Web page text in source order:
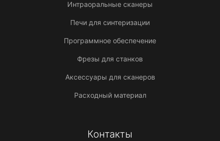
Интраоральные сканеры
Печи для синтеризации
Программное обеспечение
Фрезы для станков
Аксессуары для сканеров
Расходный материал
Контакты